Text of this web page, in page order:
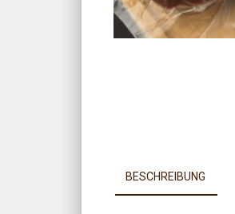
BESCHREIBUNG